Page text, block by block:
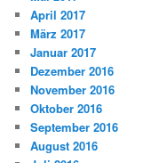
April 2017
März 2017
Januar 2017
Dezember 2016
November 2016
Oktober 2016
September 2016
August 2016